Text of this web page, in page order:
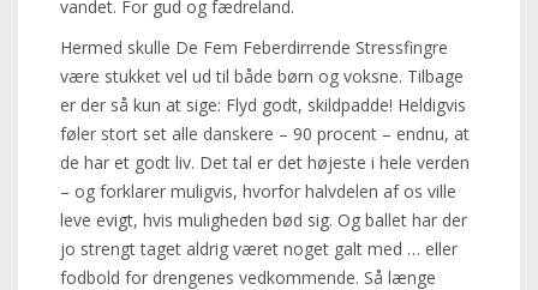
vandet. For gud og fædreland.
Hermed skulle De Fem Feberdirrende Stressfingre
være stukket vel ud til både børn og voksne. Tilbage
er der så kun at sige: Flyd godt, skildpadde! Heldigvis
føler stort set alle danskere – 90 procent – endnu, at
de har et godt liv. Det tal er det højeste i hele verden
– og forklarer muligvis, hvorfor halvdelen af os ville
leve evigt, hvis muligheden bød sig. Og ballet har der
jo strengt taget aldrig været noget galt med … eller
fodbold for drengenes vedkommende. Så længe